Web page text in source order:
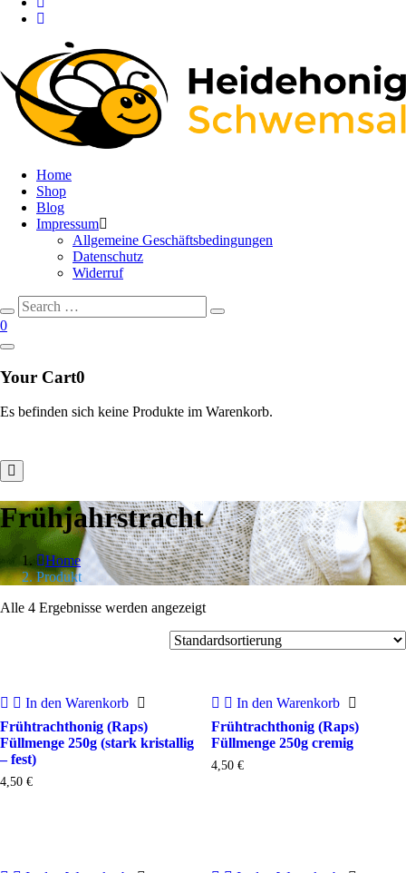
Home
Shop
Blog
Impressum
Allgemeine Geschäftsbedingungen
Datenschutz
Widerruf
Search
for:
Search
0
Your Cart0
Es befinden sich keine Produkte im Warenkorb.
Frühjahrstracht
Home
Produkt
Alle 4 Ergebnisse werden angezeigt
In den Warenkorb
Frühtrachthonig (Raps)
Füllmenge 250g (stark kristallig
– fest)
4,50 €
In den Warenkorb
Frühtrachthonig (Raps)
Füllmenge 250g cremig
4,50 €